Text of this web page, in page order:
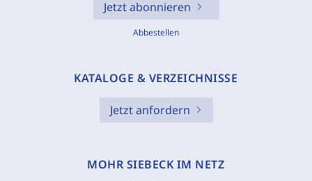
Jetzt abonnieren
Abbestellen
KATALOGE & VERZEICHNISSE
Jetzt anfordern
MOHR SIEBECK IM NETZ